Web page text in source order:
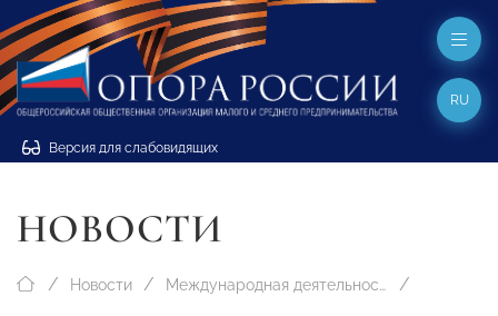
Версия для слабовидящих
RU
НОВОСТИ
Новости Международная деятельность